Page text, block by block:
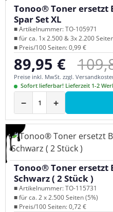
Tonoo® Toner ersetzt
Spar Set XL
■ Artikelnummer: TO-105971
■ für ca. 1x 2.500 & 3x 2.200
■ Preis/100 Seiten: 0,99 €
Verkaufspreis:
89,95 €
Preise inkl. MwSt. zzgl.
Sofort lieferbar! Lieferzeit 1-2
− +
Tonoo® Toner ersetzt
Schwarz ( 2 Stück )
■ Artikelnummer: TO-115731
■ für ca. 2 x 2.500 Seiten (5%)
■ Preis/100 Seiten: 0,72 €